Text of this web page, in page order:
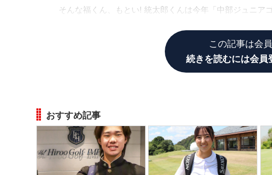
そんな福くん、もとい! 統太郎くんは今年「中部ジュニア
この記事は会
続きを読むには会員
おすすめ記事